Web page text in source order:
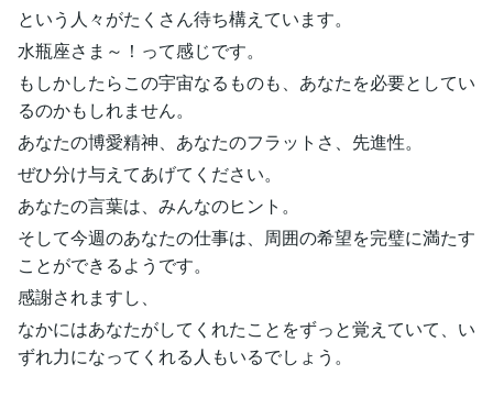
という人々がたくさん待ち構えています。
水瓶座さま～！って感じです。
もしかしたらこの宇宙なるものも、あなたを必要としてい
るのかもしれません。
あなたの博愛精神、あなたのフラットさ、先進性。
ぜひ分け与えてあげてください。
あなたの言葉は、みんなのヒント。
そして今週のあなたの仕事は、周囲の希望を完璧に満たす
ことができるようです。
感謝されますし、
なかにはあなたがしてくれたことをずっと覚えていて、い
ずれ力になってくれる人もいるでしょう。